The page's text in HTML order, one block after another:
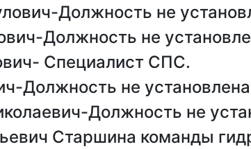
Должность не
Должность не
Специалист СПС.
Должность не
Должность не
Старшина команды